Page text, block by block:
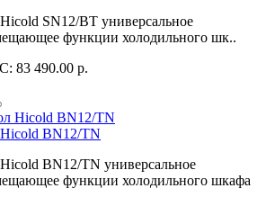
SN12/BT универсальное
функции холодильного шк..
83 490.00 р.
BN12/TN
BN12/TN универсальное
функции холодильного шкафа